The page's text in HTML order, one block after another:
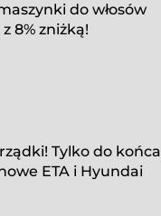
do włosów
8% zniżką!
Tylko do końca
ETA i Hyundai